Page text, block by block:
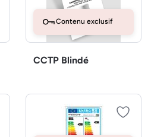
Contenu exclusif
CCTP Blindé